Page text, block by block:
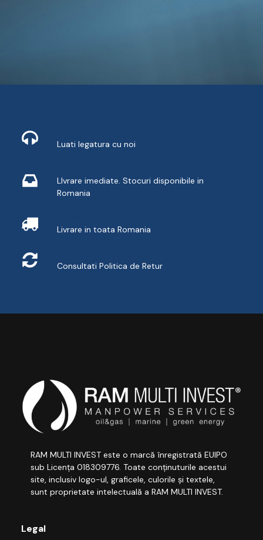
Luati legatura cu noi
LIvrare imediate. Stocuri disponibile in
Romania
Livrare in toata Romania
Consultati Politica de Retur
RAM MULTI INVEST este o marcă înregistrată EUIPO
sub Licența 018309776. Toate conținuturile acestui
site, inclusiv logo-ul, graficele, culorile și textele,
sunt proprietate intelectuală a RAM MULTI INVEST.
Legal